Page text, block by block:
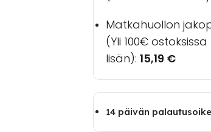
Matkahuollon
(Yli 100€
lisän): 15,19 €
14 päivän